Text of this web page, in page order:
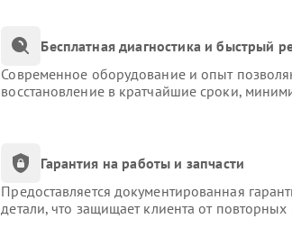
Бесплатная диагностика и быстрый
Современное оборудование и опыт
восстановление в кратчайшие сроки,
Гарантия на работы и запчасти
Предоставляется документированная
детали, что защищает клиента от повторных